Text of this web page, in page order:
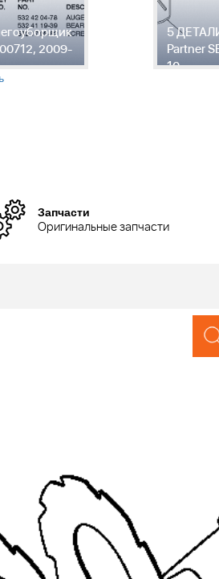
2009-
5
Partner
10
Запчасти
Оригинальные запчасти